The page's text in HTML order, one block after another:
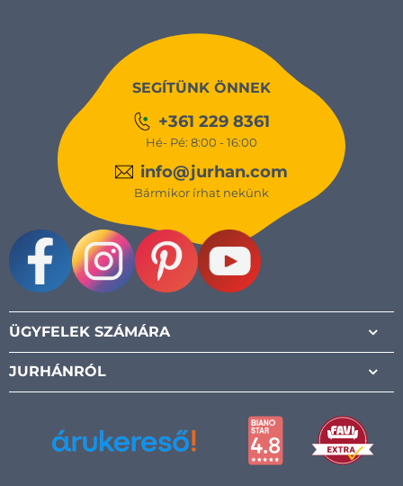
SEGÍTÜNK ÖNNEK
+361 229 8361
Hé- Pé: 8:00 - 16:00
info@jurhan.com
Bármikor írhat nekünk
ÜGYFELEK SZÁMÁRA
JURHÁNRÓL